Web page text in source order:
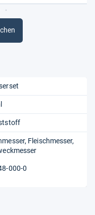
Fleischmesser
000-0